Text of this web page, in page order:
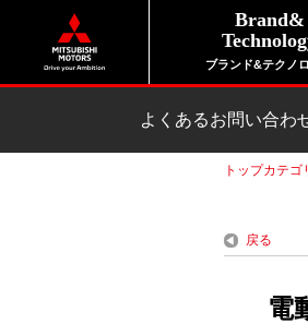
Brand&
ブランド&テクノ
よくあるお問い合わ
トップカテゴ
戻る
電